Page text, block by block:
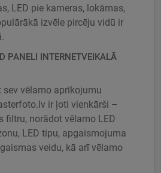
LED pie kameras, lokāmas,
izvēle pircēju vidū ir
PANELI INTERNETVEIKALĀ
sev vēlamo aprīkojumu
ir ļoti vienkārši –
filtru, norādot vēlamo LED
LED tipu, apgaismojuma
veidu, kā arī vēlamo